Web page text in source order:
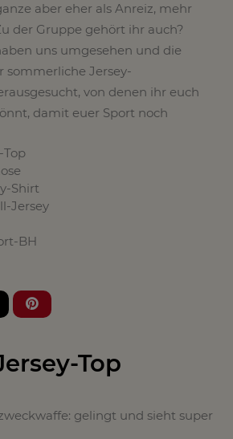
aber eher als Anreiz, mehr
der Gruppe gehört ihr auch?
uns umgesehen und die
sommerliche Jersey-
von denen ihr euch
damit euer Sport noch
Top
Shirt
Jersey
BH
Top
gelingt und sieht super